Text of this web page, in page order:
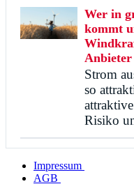
Wer in
kommt
Anbieter
Strom
so
Risiko
Impressum
AGB